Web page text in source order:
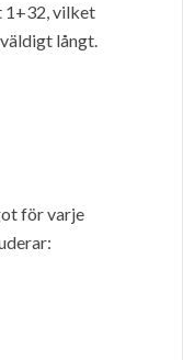
1+32, vilket
långt.
för varje